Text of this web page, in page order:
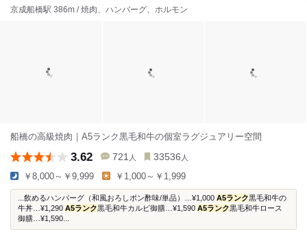
京成船橋駅 386m / 焼肉、ハンバーグ、ホルモン
船橋の高級焼肉｜A5ランク黒毛和牛の個室ラグジュアリー空間
3.62 721 人 33536 人
￥8,000～￥9,999 ￥1,000～￥1,999
...飲めるハンバーグ（和風おろしポン酢味/単品）…¥1,000 A5ランク黒毛和牛の
牛丼…¥1,290 A5ランク黒毛和牛カルビ御膳…¥1,590 A5ランク黒毛和牛ロース
御膳…¥1,590...